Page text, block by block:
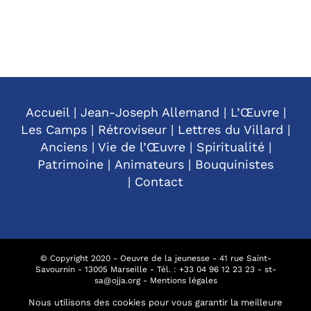
Accueil| Jean-Joseph Allemand | L’Œuvre|
Les Camps | Rétroviseur | Lettres du Villard |
Anciens| Vie de l’Œuvre| Spiritualité|
Patrimoine | Animateurs | Bouquinistes
| Contact
© Copyright 2020 - Oeuvre de la jeunesse - 41 rue Saint-
Savournin - 13005 Marseille - Tél. : +33 04 96 12 23 23- st-
sa@ojja.org- Mentions légales
Nous utilisons des cookies pour vous garantir la meilleure